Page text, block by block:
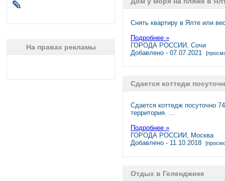
На правах рекламы
Снять квартиру в Ялте или
Подробнее »
ГОРОДА РОССИИ, Сочи
Добавлено - 07.07.2021
Сдается коттедж
Сдается коттедж посуточно
территория. …
Подробнее »
ГОРОДА РОССИИ, Москва
Добавлено - 11.10.2018
Отдых в Геленджике